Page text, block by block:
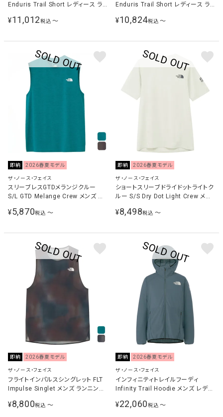
Enduris Trail Short レディース ラ
NBW72571 CC
¥11,012税込 〜
Enduris Trail Short レディース ラ
NBW72571 K
¥10,824税込 〜
即納 2026春夏モデル
ザ・ノース・フェイス
スリーブレスGTDメランジクルー
S/L GTD Melange Crew メンズ ラ
¥5,870税込 〜
即納 2026春夏モデル
ザ・ノース・フェイス
ショートスリーブドライドットライトク
ルー S/S Dry Dot Light Crew メン
シュホワイト NT12588 GS
¥8,498税込 〜
即納 2026春夏モデル
ザ・ノース・フェイス
フライトインパルスシングレット FLT
Impulse Singlet メンズ ランニング
¥8,800税込 〜
即納 2026春夏モデル
ザ・ノース・フェイス
インフィニティトレイルフーディ
Infinity Trail Hoodie メンズ レディ
レートグレー NP72571 SL
¥22,060税込 〜